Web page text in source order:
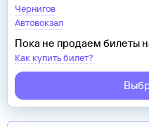
Чернигов
Автовокзал
Пока не продаем билеты
Как купить билет?